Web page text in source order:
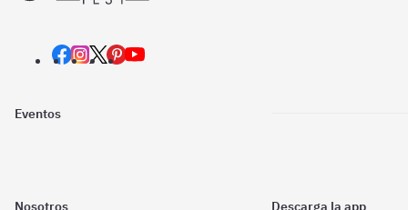
Eventos
Nosotros Descarga la app